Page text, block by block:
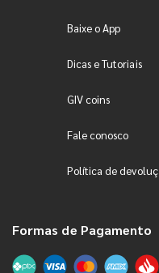
Baixe o App
Dicas e Tutoriais
GIV coins
Fale conosco
Política de
Formas de Pagamento